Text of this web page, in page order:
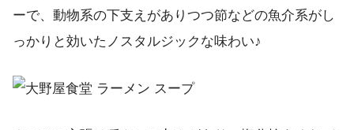
ーで、動物系の下支えがありつつ節などの魚介系がし
っかりと効いたノスタルジックな味わい♪